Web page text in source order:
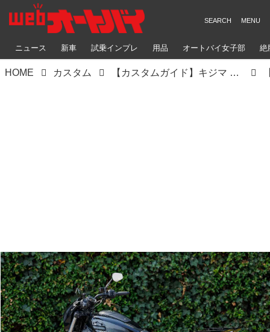
ニュース 新車 試乗インプレ 用品 オートバイ女子部 絶
HOME カスタム 【カスタムガイド】キジマ ナイトスター（ハーレーダビッドソン ナイトスター）積載性や利便性を高めた快適ツーリング仕様